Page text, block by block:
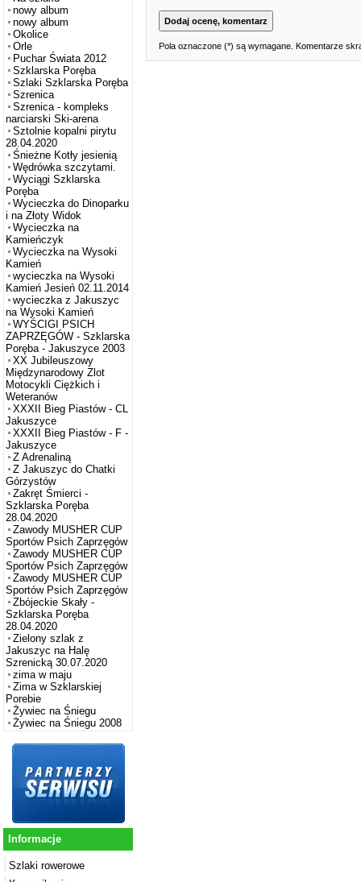
nowy album
nowy album
Okolice
Orle
Puchar Świata 2012
Szklarska Poręba
Szlaki Szklarska Poręba
Szrenica
Szrenica - kompleks
narciarski Ski-arena
Sztolnie kopalni pirytu
28.04.2020
Śnieżne Kotły jesienią
Wędrówka szczytami.
Wyciągi Szklarska
Poręba
Wycieczka do Dinoparku
i na Złoty Widok
Wycieczka na
Kamieńczyk
Wycieczka na Wysoki
Kamień
wycieczka na Wysoki
Kamień Jesień 02.11.2014
wycieczka z Jakuszyc
na Wysoki Kamień
WYŚCIGI PSICH
ZAPRZĘGÓW - Szklarska
Poręba - Jakuszyce 2003
XX Jubileuszowy
Międzynarodowy Zlot
Motocykli Ciężkich i
Weteranów
XXXII Bieg Piastów - CL
Jakuszyce
XXXII Bieg Piastów - F -
Jakuszyce
Z Adrenaliną
Z Jakuszyc do Chatki
Górzystów
Zakręt Śmierci -
Szklarska Poręba
28.04.2020
Zawody MUSHER CUP
Sportów Psich Zaprzęgów
Zawody MUSHER CUP
Sportów Psich Zaprzęgów
Zawody MUSHER CUP
Sportów Psich Zaprzęgów
Zbójeckie Skały -
Szklarska Poręba
28.04.2020
Zielony szlak z
Jakuszyc na Halę
Szrenicką 30.07.2020
zima w maju
Zima w Szklarskiej
Porebie
Żywiec na Śniegu
Żywiec na Śniegu 2008
Informacje
Szlaki rowerowe
Pola oznaczone (*) są wymagane. Komentarze